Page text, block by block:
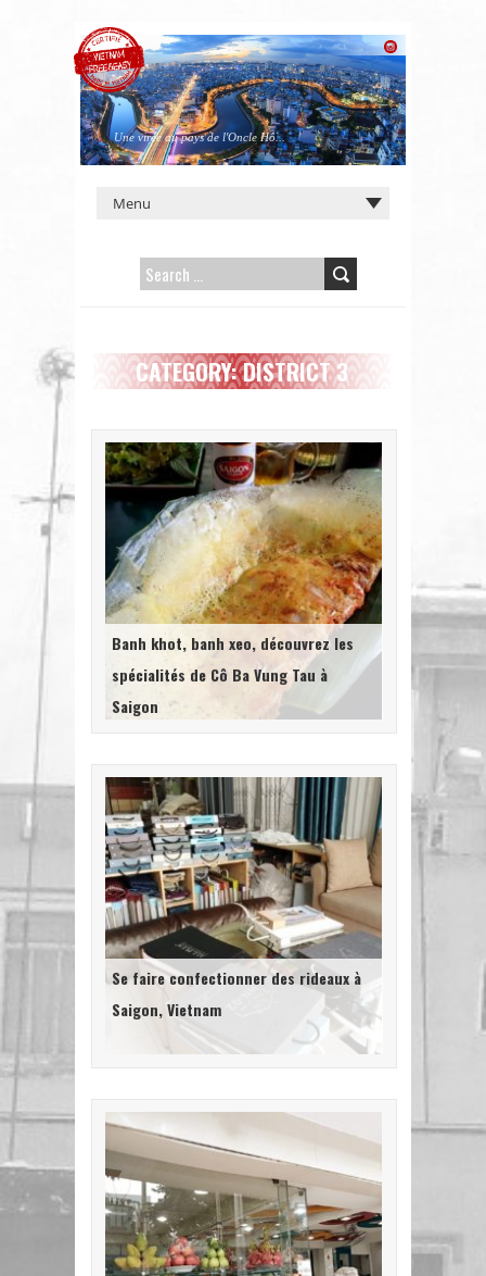
Une virée au pays de l'Oncle Hô...
SEARCH
CATEGORY: DISTRICT 3
Banh khot, banh xeo, découvrez les
spécialités de Cô Ba Vung Tau à
Saigon
Se faire confectionner des rideaux à
Saigon, Vietnam